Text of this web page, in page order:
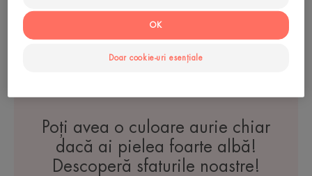
Poți avea o culoare aurie chiar
dacă ai pielea foarte albă!
Descoperă sfaturile noastre!
Doar cookie-uri esențiale
OK